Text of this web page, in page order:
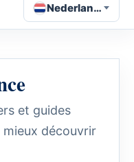
Nederlands
et guides
découvrir